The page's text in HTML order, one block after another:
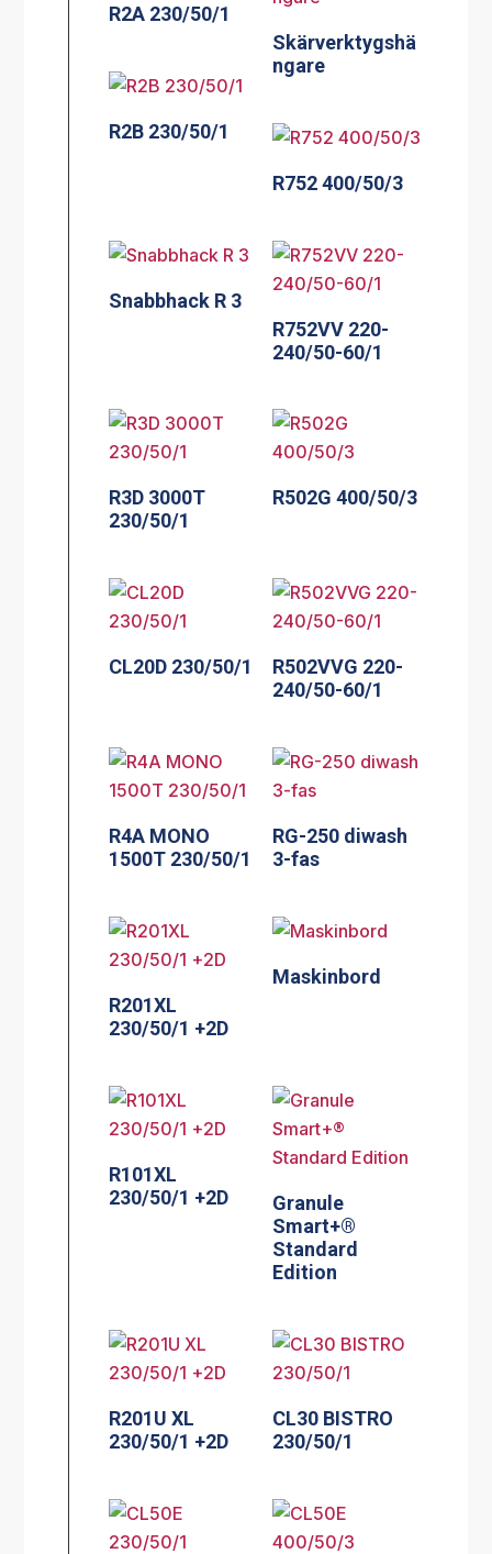
R2A 230/50/1
Skärverktygshä
ngare
R2B 230/50/1
R752 400/50/3
Snabbhack R 3
R752VV 220-
240/50-60/1
R3D 3000T
230/50/1
R502G 400/50/3
CL20D 230/50/1
R502VVG 220-
240/50-60/1
R4A MONO
1500T 230/50/1
RG-250 diwash
3-fas
R201XL
230/50/1 +2D
Maskinbord
R101XL
230/50/1 +2D
Granule
Smart+®
Standard
Edition
R201U XL
230/50/1 +2D
CL30 BISTRO
230/50/1